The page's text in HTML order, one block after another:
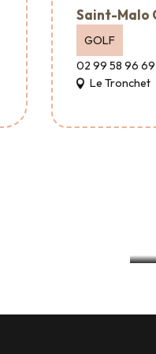
Saint-Malo
GOLF
02 99 58 96 69
Le Tronchet